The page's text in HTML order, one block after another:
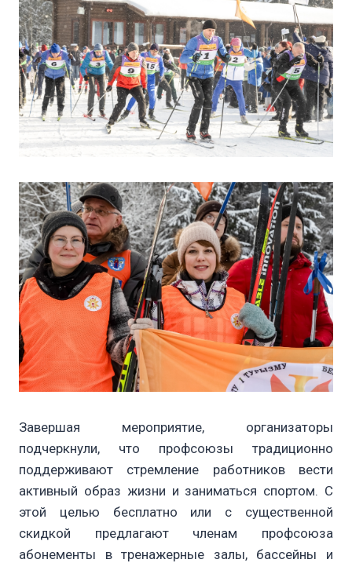
Завершая мероприятие, организаторы
подчеркнули, что профсоюзы традиционно
поддерживают стремление работников вести
активный образ жизни и заниматься спортом. С
этой целью бесплатно или с существенной
скидкой предлагают членам профсоюза
абонементы в тренажерные залы, бассейны и